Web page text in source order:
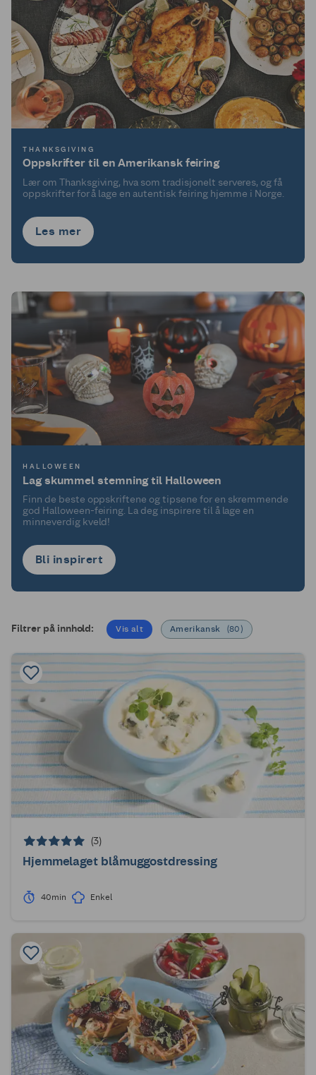
THANKSGIVING
Oppskrifter til en Amerikansk feiring
Lær om Thanksgiving, hva som tradisjonelt serveres, og få
oppskrifter for å lage en autentisk feiring hjemme i Norge.
Les mer
HALLOWEEN
Lag skummel stemning til Halloween
Finn de beste oppskriftene og tipsene for en skremmende
god Halloween-feiring. La deg inspirere til å lage en
minneverdig kveld!
Bli inspirert
Filtrer på innhold: Vis alt Amerikansk (80 )
(3)
Hjemmelaget blåmuggostdressing
40min Enkel